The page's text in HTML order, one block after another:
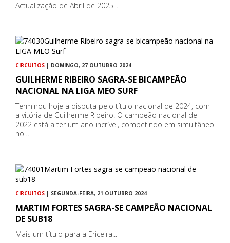
Actualização de Abril de 2025....
CIRCUITOS | DOMINGO, 27 OUTUBRO 2024
GUILHERME RIBEIRO SAGRA-SE BICAMPEÃO
NACIONAL NA LIGA MEO SURF
Terminou hoje a disputa pelo título nacional de 2024, com
a vitória de Guilherme Ribeiro. O campeão nacional de
2022 está a ter um ano incrível, competindo em simultâneo
no…
CIRCUITOS | SEGUNDA-FEIRA, 21 OUTUBRO 2024
MARTIM FORTES SAGRA-SE CAMPEÃO NACIONAL
DE SUB18
Mais um título para a Ericeira...